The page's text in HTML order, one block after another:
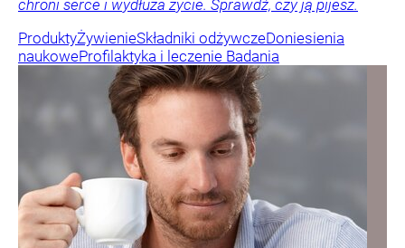
chroni serce i wydłuża życie. Sprawdź, czy ją pijesz.
ProduktyŻywienieSkładniki odżywczeDoniesienia
naukoweProfilaktyka i leczenie Badania